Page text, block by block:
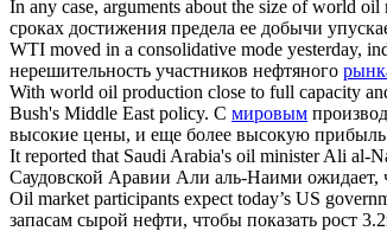
In any case, arguments about the size ofworld oil
сроках достижения предела ее добычи
WTI moved in a consolidative mode yesterday,
нерешительность участников нефтяного
With world oil production close to full capacity
Bush's Middle East policy. С мировым
высокие цены, и еще более высокую
It reported that Saudi Arabia's oil minister Ali al-
Саудовской Аравии Али аль-Наими ожидает,
Oil market participants expect today’s US
запасам сырой нефти, чтобы показать рост